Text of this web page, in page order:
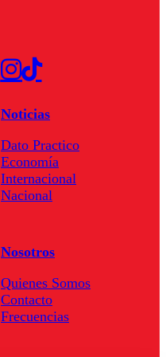
Noticias
Dato Practico
Economía
Internacional
Nacional
Nosotros
Quienes Somos
Contacto
Frecuencias